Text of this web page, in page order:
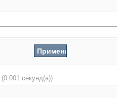
(0.001 секунд(а))